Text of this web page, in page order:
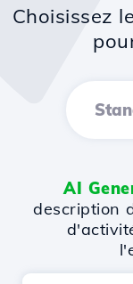
Choisissez le
AI
description